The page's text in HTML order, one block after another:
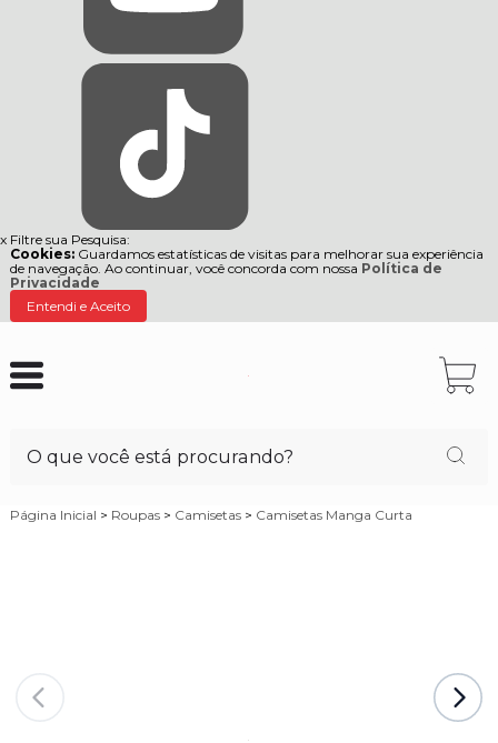
x Filtre sua Pesquisa:
Cookies: Guardamos estatísticas de visitas para melhorar sua experiência
de navegação. Ao continuar, você concorda com nossa Política de
Privacidade
Entendi e Aceito
Página Inicial > Roupas > Camisetas > Camisetas Manga Curta